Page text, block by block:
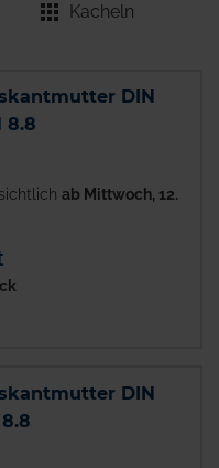
Kacheln
DIN
8.8
ab Mittwoch, 12.
DIN